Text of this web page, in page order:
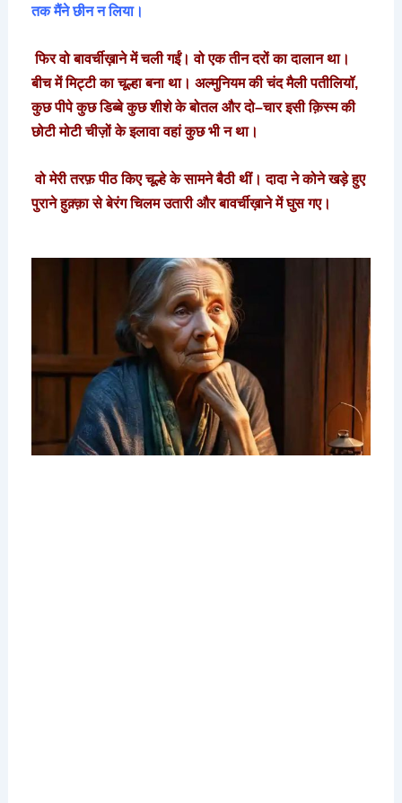
तक मैंने छीन न लिया।
फिर वो बावर्चीख़ाने में चली गईं। वो एक तीन दरों का दालान था।
बीच में मिट्टी का चूल्हा बना था। अल्मुनियम की चंद मैली पतीलियॉ,
कुछ पीपे कुछ डिब्बे कुछ शीशे के बोतल और दो–चार इसी क़िस्म की
छोटी मोटी चीज़ों के इलावा वहां कुछ भी न था।
वो मेरी तरफ़ पीठ किए चूल्हे के सामने बैठी थीं। दादा ने कोने खड़े हुए
पुराने हुक़्क़ा से बेरंग चिलम उतारी और बावर्चीख़ाने में घुस गए।